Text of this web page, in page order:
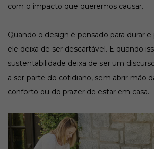
com o impacto que queremos causar.
Quando o design é pensado para durar e
ele deixa de ser descartável. E quando
sustentabilidade deixa de ser um
a ser parte do cotidiano, sem abrir mão
conforto ou do prazer de estar em casa.